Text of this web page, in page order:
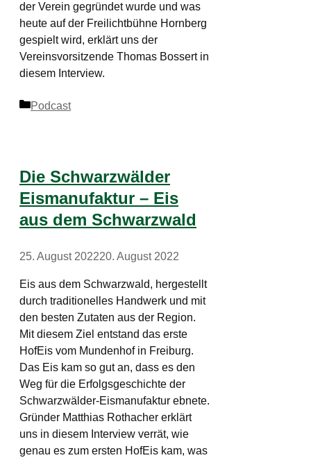
der Verein gegründet wurde und was
heute auf der Freilichtbühne Hornberg
gespielt wird, erklärt uns der
Vereinsvorsitzende Thomas Bossert in
diesem Interview.
Kategorien
Podcast
Die Schwarzwälder
Eismanufaktur – Eis
aus dem Schwarzwald
25. August 202220. August 2022
Eis aus dem Schwarzwald, hergestellt
durch traditionelles Handwerk und mit
den besten Zutaten aus der Region.
Mit diesem Ziel entstand das erste
HofEis vom Mundenhof in Freiburg.
Das Eis kam so gut an, dass es den
Weg für die Erfolgsgeschichte der
Schwarzwälder-Eismanufaktur ebnete.
Gründer Matthias Rothacher erklärt
uns in diesem Interview verrät, wie
genau es zum ersten HofEis kam, was